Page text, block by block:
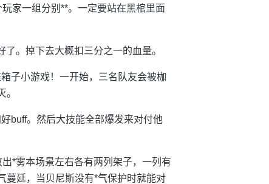
家一组分别**。一定要站在黑棺里面
。掉下去大概扣三分之一的血量。
子小游戏！一开始，三名队友会被枷
buff。然后大技能全部爆发来对付他
*雾本场景左右各有两列架子，一列有
蔓延，当贝尼斯没有*气保护时就能对